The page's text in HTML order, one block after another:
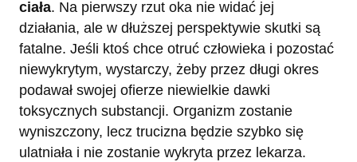
ciała. Na pierwszy rzut oka nie widać jej
działania, ale w dłuższej perspektywie skutki są
fatalne. Jeśli ktoś chce otruć człowieka i pozostać
niewykrytym, wystarczy, żeby przez długi okres
podawał swojej ofierze niewielkie dawki
toksycznych substancji. Organizm zostanie
wyniszczony, lecz trucizna będzie szybko się
ulatniała i nie zostanie wykryta przez lekarza.